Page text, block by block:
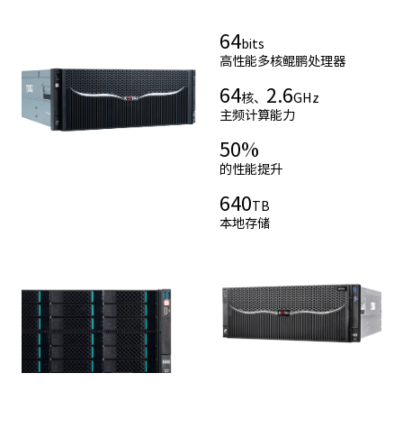
64 bits
高性能多核鲲鹏处理器
64核、 2.6GHz
主频计算能力
50%
的性能提升
640TB
本地存储